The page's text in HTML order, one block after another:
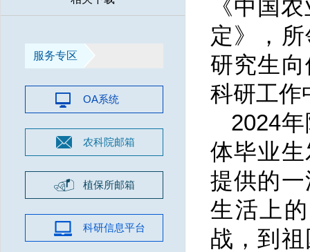
服务专区
OA系统
农科院邮箱
植保所邮箱
科研信息平台
《中国
定》，
研究生
科研工作
2024
体毕业
提供的
生活上
战，到